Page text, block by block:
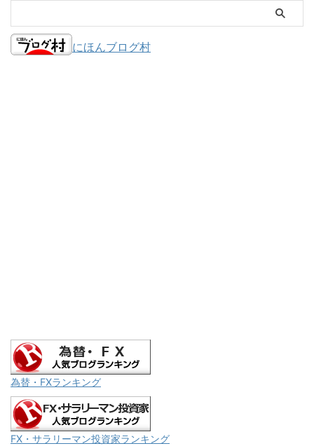
にほんブログ村
為替・FXランキング
FX・サラリーマン投資家ランキング